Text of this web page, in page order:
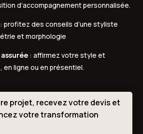
d’accompagnement personnalisée.
: profitez des conseils d’une styliste
et morphologie
: affirmez votre style et
ligne ou en présentiel.
projet, recevez votre devis et
votre transformation